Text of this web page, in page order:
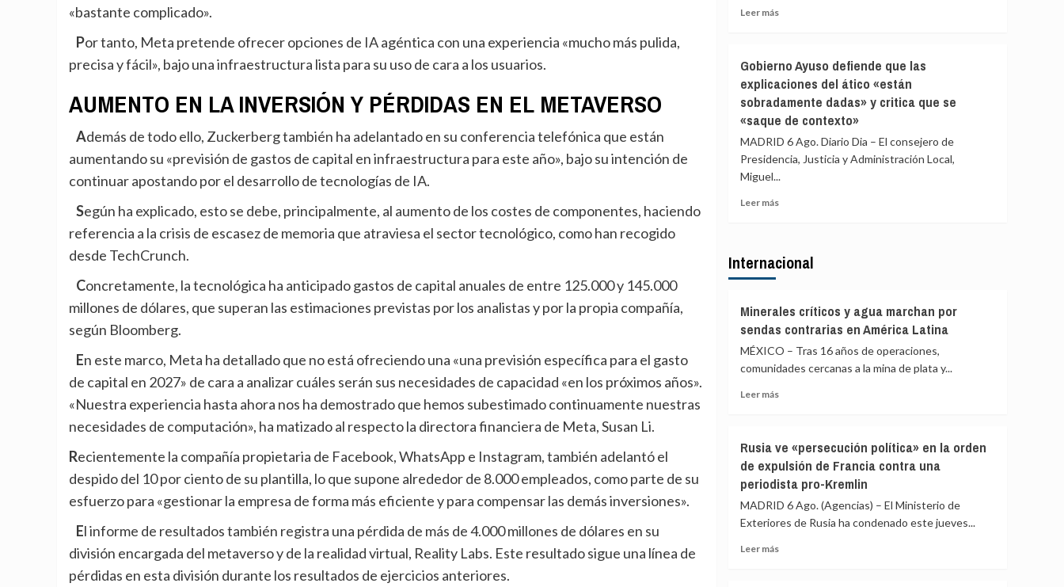
«bastante complicado».
Por tanto, Meta pretende ofrecer opciones de IA agéntica con una experiencia «mucho más pulida,
precisa y fácil», bajo una infraestructura lista para su uso de cara a los usuarios.
AUMENTO EN LA INVERSIÓN Y PÉRDIDAS EN EL METAVERSO
Además de todo ello, Zuckerberg también ha adelantado en su conferencia telefónica que están
aumentando su «previsión de gastos de capital en infraestructura para este año», bajo su intención de
continuar apostando por el desarrollo de tecnologías de IA.
Según ha explicado, esto se debe, principalmente, al aumento de los costes de componentes, haciendo
referencia a la crisis de escasez de memoria que atraviesa el sector tecnológico, como han recogido
desde TechCrunch.
Concretamente, la tecnológica ha anticipado gastos de capital anuales de entre 125.000 y 145.000
millones de dólares, que superan las estimaciones previstas por los analistas y por la propia compañía,
según Bloomberg.
En este marco, Meta ha detallado que no está ofreciendo una «una previsión específica para el gasto
de capital en 2027» de cara a analizar cuáles serán sus necesidades de capacidad «en los próximos años».
«Nuestra experiencia hasta ahora nos ha demostrado que hemos subestimado continuamente nuestras
necesidades de computación», ha matizado al respecto la directora financiera de Meta, Susan Li.
Recientemente la compañía propietaria de Facebook, WhatsApp e Instagram, también adelantó el
despido del 10 por ciento de su plantilla, lo que supone alrededor de 8.000 empleados, como parte de su
esfuerzo para «gestionar la empresa de forma más eficiente y para compensar las demás inversiones».
El informe de resultados también registra una pérdida de más de 4.000 millones de dólares en su
división encargada del metaverso y de la realidad virtual, Reality Labs. Este resultado sigue una línea de
pérdidas en esta división durante los resultados de ejercicios anteriores.
Ceuta
a
una
nueva
masiva
el
15
Leer másLeer
exministro
Mayor
Oreja
llama
una
reunión
y
una
tras
la
de
Ceuta
Gobierno Ayuso defiende que las
explicaciones del ático «están
sobradamente dadas» y critica que se
«saque de contexto»
MADRID 6 Ago. Diario Dia – El consejero de
Presidencia, Justicia y Administración Local,
Miguel...
Leer másLeer
Ayuso
las
del
ático
«están
dadas»
se
«saque
de
contexto»
Internacional
Minerales críticos y agua marchan por
sendas contrarias en América Latina
MÉXICO – Tras 16 años de operaciones,
comunidades cercanas a la mina de plata y...
Leer másLeer
críticos
y
agua
por
sendas
Rusia ve «persecución política» en la orden
de expulsión de Francia contra una
periodista pro-Kremlin
MADRID 6 Ago. (Agencias) – El Ministerio de
Exteriores de Rusia ha condenado este jueves...
Leer másLeer